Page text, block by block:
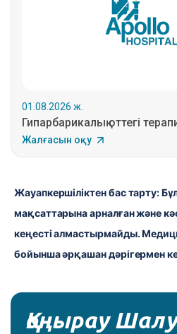
01.08.2026 ж.
Гипарбарикалық оттегі
Жалғасын оқу
Жауапкершіліктен бас тарту:
мақсаттарына арналған және
кеңесті алмастырмайды.
бойынша әрқашан дәрігермен
Қоңырау